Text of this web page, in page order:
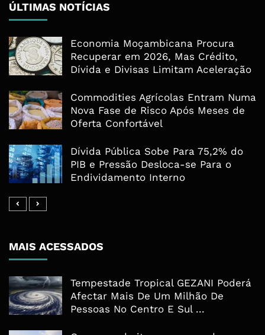
ÚLTIMAS NOTÍCIAS
Economia Moçambicana Procura
Recuperar em 2026, Mas Crédito,
Dívida e Divisas Limitam Aceleração
Commodities Agrícolas Entram Numa
Nova Fase de Risco Após Meses de
Oferta Confortável
Dívida Pública Sobe Para 75,2% do
PIB e Pressão Desloca-se Para o
Endividamento Interno
MAIS ACESSADOS
Tempestade Tropical GEZANI Poderá
Afectar Mais De Um Milhão De
Pessoas No Centro E Sul ...